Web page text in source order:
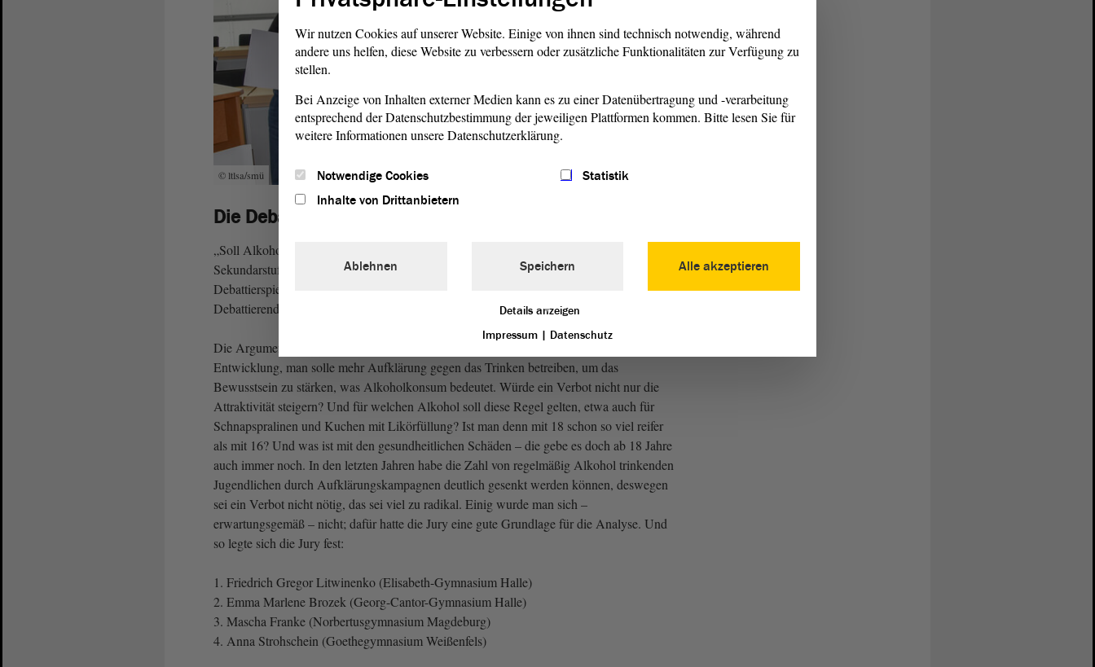
© ltlsa/smü
Die Debatte der Sekundarstufe I
„Soll Alkohol für Jugendliche unter 18 Jahren verboten werden?“ lautete die Frage für die
Sekundarstufe I. Pro und Kontra wurden einander gegenübergestellt – natürlich als
Debattierspiel, denn die vertretenen Meinungen sind nicht automatisch die der
Debattierenden, sondern dienen in erster Linie der Diskussion.
Die Argumente waren altbekannte: Alkohol hat negative Folgen für die körperliche
Entwicklung, man solle mehr Aufklärung gegen das Trinken betreiben, um das
Bewusstsein zu stärken, was Alkoholkonsum bedeutet. Würde ein Verbot nicht nur die
Attraktivität steigern? Und für welchen Alkohol soll diese Regel gelten, etwa auch für
Schnapspralinen und Kuchen mit Likörfüllung? Ist man denn mit 18 schon so viel reifer
als mit 16? Und was ist mit den gesundheitlichen Schäden – die gebe es doch ab 18 Jahre
auch immer noch. In den letzten Jahren habe die Zahl von regelmäßig Alkohol trinkenden
Jugendlichen durch Aufklärungskampagnen deutlich gesenkt werden können, deswegen
sei ein Verbot nicht nötig, das sei viel zu radikal. Einig wurde man sich –
erwartungsgemäß – nicht; dafür hatte die Jury eine gute Grundlage für die Analyse. Und
so legte sich die Jury fest:
1. Friedrich Gregor Litwinenko (Elisabeth-Gymnasium Halle)
2. Emma Marlene Brozek (Georg-Cantor-Gymnasium Halle)
3. Mascha Franke (Norbertusgymnasium Magdeburg)
4. Anna Strohschein (Goethegymnasium Weißenfels)
Wir nutzen Cookies auf unserer Website. Einige von ihnen sind technisch notwendig, während
andere uns helfen, diese Website zu verbessern oder zusätzliche Funktionalitäten zur Verfügung zu
stellen.
Bei Anzeige von Inhalten externer Medien kann es zu einer Datenübertragung und -verarbeitung
entsprechend der Datenschutzbestimmung der jeweiligen Plattformen kommen. Bitte lesen Sie für
weitere Informationen unsere Datenschutzerklärung.
Notwendige Cookies
Statistik
Inhalte von Drittanbietern
Alle akzeptieren
Ablehnen Speichern
Details anzeigen
Impressum | Datenschutz